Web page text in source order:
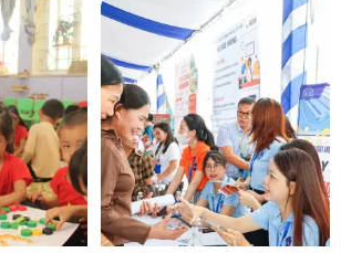
Đinh Thiện Lý